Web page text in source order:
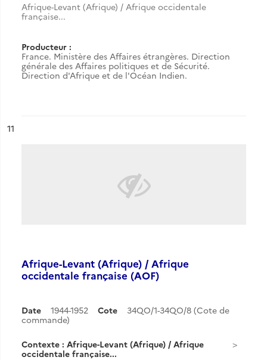
Afrique-Levant (Afrique) / Afrique occidentale
française...
Producteur :
France. Ministère des Affaires étrangères. Direction
générale des Affaires politiques et de Sécurité.
Direction d'Afrique et de l'Océan Indien.
n°
11
Afrique-Levant (Afrique) / Afrique
occidentale française (AOF)
Date 1944-1952 Cote
34QO/1-34QO/8 (Cote de
commande)
Contexte : Afrique-Levant (Afrique) / Afrique
occidentale française...